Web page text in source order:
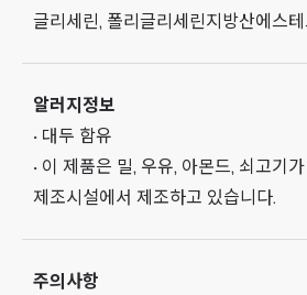
글리세린, 폴리글리세린지방산에스
알러지정보
• 대두 함유
• 이 제품은 밀, 우유, 아몬드, 쇠고기
제조시설에서 제조하고 있습니다.
주의사항